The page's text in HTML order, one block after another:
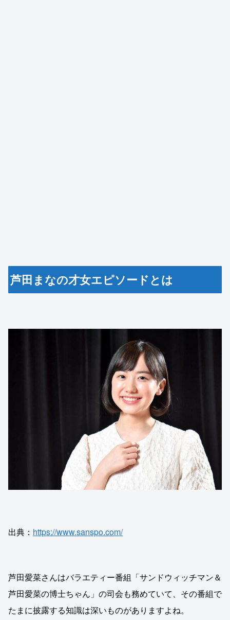
芦田まなの才女エピソードとは
出典： https://www.sanspo.com/
芦田愛菜さんはバラエティー番組「サンドウィッチマン＆
芦田愛菜の博士ちゃん」の司会も務めていて、その番組で
たまに披露する知識は深いものがありますよね。